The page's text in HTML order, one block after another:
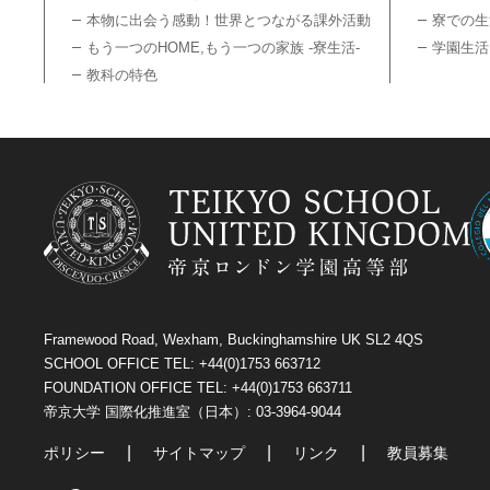
本物に出会う感動！世界とつながる課外活動
もう一つのHOME,もう一つの家族 -寮生活-
教科の特色
寮での
学園生活
Framewood Road, Wexham, Buckinghamshire UK SL2 4QS
SCHOOL OFFICE TEL: +44(0)1753 663712
FOUNDATION OFFICE TEL: +44(0)1753 663711
帝京大学 国際化推進室（日本）: 03-3964-9044
ポリシー サイトマップ リンク 教員募集